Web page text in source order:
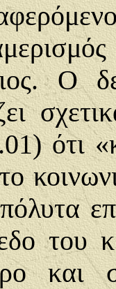
Ο
ότι
του
και